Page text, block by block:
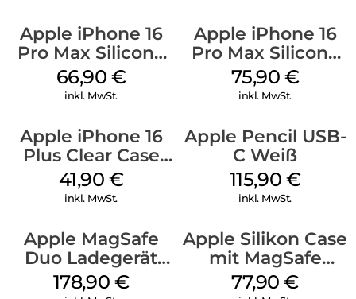
Apple iPhone 16
Pro Max Silicone
Case MagSafe
Black
66,90 €
inkl. MwSt.
Apple iPhone 16
Pro Max Silicone
Case MagSafe
Stone Gray
75,90 €
inkl. MwSt.
Apple iPhone 16
Plus Clear Case
MagSafe
Transparent
41,90 €
inkl. MwSt.
Apple Pencil USB-
C Weiß
115,90 €
inkl. MwSt.
Apple MagSafe
Duo Ladegerät
Weiß
178,90 €
Apple Silikon Case
mit MagSafe
iPhone 14 Pro
77,90€